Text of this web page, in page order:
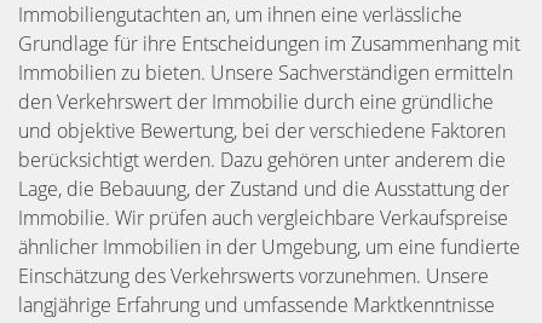
Immobiliengutachten an, um ihnen eine verlässliche
Grundlage für ihre Entscheidungen im Zusammenhang mit
Immobilien zu bieten. Unsere Sachverständigen ermitteln
den Verkehrswert der Immobilie durch eine gründliche
und objektive Bewertung, bei der verschiedene Faktoren
berücksichtigt werden. Dazu gehören unter anderem die
Lage, die Bebauung, der Zustand und die Ausstattung der
Immobilie. Wir prüfen auch vergleichbare Verkaufspreise
ähnlicher Immobilien in der Umgebung, um eine fundierte
Einschätzung des Verkehrswerts vorzunehmen. Unsere
langjährige Erfahrung und umfassende Marktkenntnisse